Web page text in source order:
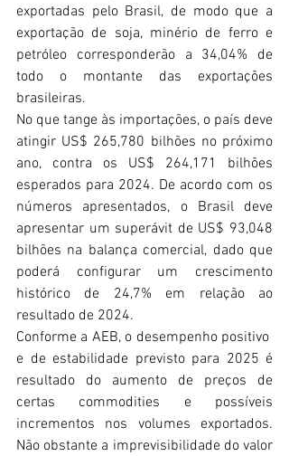
exportadas pelo Brasil, de modo que a
exportação de soja, minério de ferro e
petróleo corresponderão a 34,04% de
todo o montante das exportações
brasileiras.
No que tange às importações, o país deve
atingir US$ 265,780 bilhões no próximo
ano, contra os US$ 264,171 bilhões
esperados para 2024. De acordo com os
números apresentados, o Brasil deve
apresentar um superávit de US$ 93,048
bilhões na balança comercial, dado que
poderá configurar um crescimento
histórico de 24,7% em relação ao
resultado de 2024.
Conforme a AEB, o desempenho positivo
e de estabilidade previsto para 2025 é
resultado do aumento de preços de
certas commodities e possíveis
incrementos nos volumes exportados.
Não obstante a imprevisibilidade do valor